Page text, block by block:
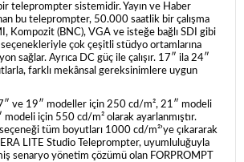
teleprompter sistemidir. Yayın ve Haber
bu teleprompter, 50.000 saatlik bir çalışma
Kompozit (BNC), VGA ve isteğe bağlı SDI gibi
seçenekleriyle çok çeşitli stüdyo ortamlarına
sağlar. Ayrıca DC güç ile çalışır. 17″ ila 24″
farklı mekânsal gereksinimlere uygun
ve 19″ modeller için 250 cd/m², 21″ modeli
için 550 cd/m² olarak ayarlanmıştır.
tüm boyutları 1000 cd/m²’ye çıkararak
LITE Studio Teleprompter, uyumluluğuyla
senaryo yönetim çözümü olan FORPROMPT